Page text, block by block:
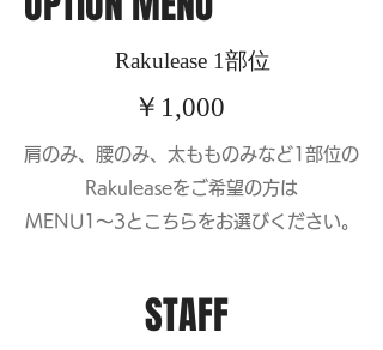
​Rakulease 1部位
​￥1,000
肩のみ、腰のみ、太もものみなど1部位の
Rakuleaseをご希望の方は
MENU1～​​3とこちらをお選びください。
STAFF